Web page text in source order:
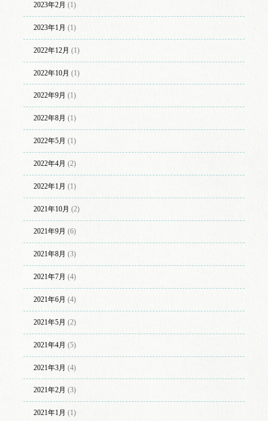
2023年2月 (1)
2023年1月 (1)
2022年12月 (1)
2022年10月 (1)
2022年9月 (1)
2022年8月 (1)
2022年5月 (1)
2022年4月 (2)
2022年1月 (1)
2021年10月 (2)
2021年9月 (6)
2021年8月 (3)
2021年7月 (4)
2021年6月 (4)
2021年5月 (2)
2021年4月 (5)
2021年3月 (4)
2021年2月 (3)
2021年1月 (1)